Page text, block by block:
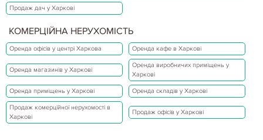
Продаж дач у Харкові
КОМЕРЦІЙНА НЕРУХОМІСТЬ
Оренда офісів у центрі Харкова Оренда кафе в Харкові
Оренда магазинів у Харкові
Оренда виробничих приміщень у
Харкові
Оренда приміщень у Харкові Оренда складів у Харкові
Продаж комерційної нерухомості в
Харкові
Продаж офісів у Харкові